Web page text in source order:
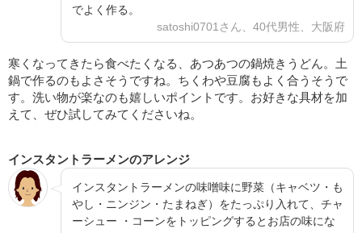
でよく作る。
satoshi0701さん、40代男性、大阪府
寒くなってきたら食べたくなる、あつあつの鍋焼きうどん。土
鍋で作るのもよさそうですね。ちくわや豆腐もよく合うそうで
す。洗い物が楽なのも嬉しいポイントです。お好きな具材を加
えて、ぜひ試してみてくださいね。
インスタントラーメンのアレンジ
インスタントラーメンの味噌味に野菜（キャベツ・も
やし・ニンジン・たまねぎ）をたっぷり入れて、チャ
ーシュー ・コーンをトッピングするとお店の味にな